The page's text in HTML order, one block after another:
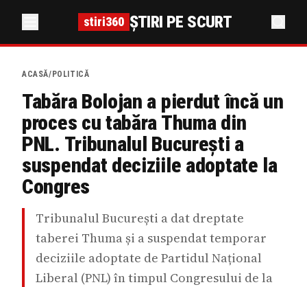
stiri360 ȘTIRI PE SCURT
ACASĂ/ POLITICĂ
Tabăra Bolojan a pierdut încă un
proces cu tabăra Thuma din
PNL. Tribunalul București a
suspendat deciziile adoptate la
Congres
Tribunalul București a dat dreptate
taberei Thuma și a suspendat temporar
deciziile adoptate de Partidul Național
Liberal (PNL) în timpul Congresului de la